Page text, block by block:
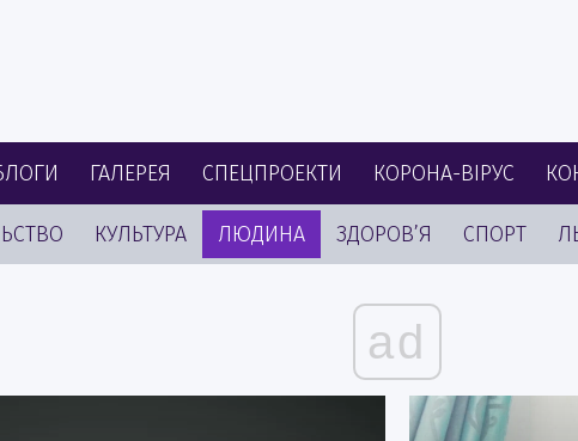
ГАЛЕРЕЯ СПЕЦПРОЕКТИ КОРОНА-ВІРУС
КУЛЬТУРА ЛЮДИНА ЗДОРОВ’Я СПОРТ
ad